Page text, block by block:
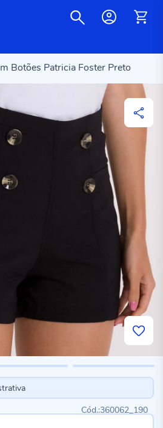
Botões Patricia Foster Preto
360062_190